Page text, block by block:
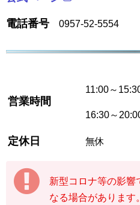
電話番号 0957-52-5554
営業時間
11:00～
16:30～
定休日 無休
新型コロナ等の影響
なる場合があります。